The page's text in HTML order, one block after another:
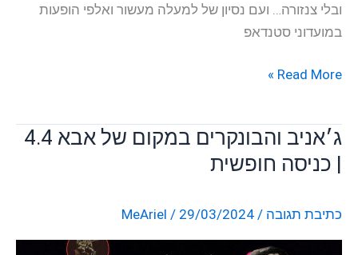
ובלי צנזורה… ועם נסיון של למעלה מעשור ואלפי הופעות
במועדוני סטנדאפ
Read More »
ג׳אניב והבונקרים במקום של אבא 4.4
| כניסה חופשית
כתיבת תגובה /
MeAriel / 29/03/2024
ג׳אניב
והבונקרים
אבא